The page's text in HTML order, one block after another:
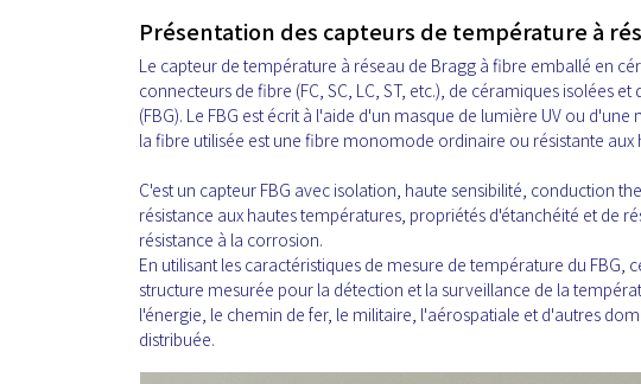
Présentation des capteurs de température à
Le capteur de température à réseau de Bragg à fibre emballé en
connecteurs de fibre (FC, SC, LC, ST, etc.), de céramiques isolées
(FBG). Le FBG est écrit à l'aide d'un masque de lumière UV ou
la fibre utilisée est une fibre monomode ordinaire ou résistante aux
C'est un capteur FBG avec isolation, haute sensibilité, conduction
résistance aux hautes températures, propriétés d'étanchéité et de
résistance à la corrosion.
En utilisant les caractéristiques de mesure de température du
structure mesurée pour la détection et la surveillance de la
l'énergie, le chemin de fer, le militaire, l'aérospatiale et d'autres
distribuée.